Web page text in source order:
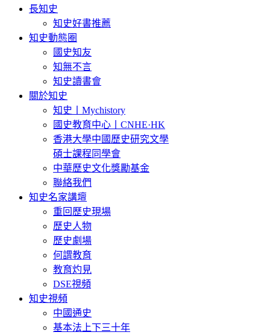
長知史
知史好書推薦
知史動態圈
國史知友
知無不言
知史讀書會
關於知史
知史丨Mychistory
國史教育中心丨CNHE·HK
香港大學中國歷史研究文學
碩士課程同學會
中華歷史文化獎勵基金
聯絡我們
知史名家講壇
重回歷史現場
歷史人物
歷史劇場
何謂教育
教育灼見
DSE視頻
知史視頻
中國通史
基本法上下三十年